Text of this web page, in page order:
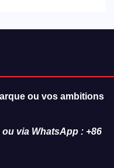
ou vos ambitions
via WhatsApp : +86